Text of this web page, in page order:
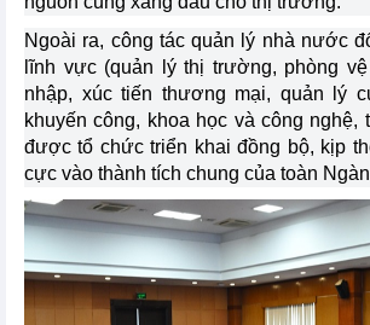
Ngoài ra, công tác quản lý nhà nước
lĩnh vực (quản lý thị trường, phòng
nhập, xúc tiến thương mại, quản lý
khuyến công, khoa học và công nghệ,
được tổ chức triển khai đồng bộ, kịp
cực vào thành tích chung của toàn